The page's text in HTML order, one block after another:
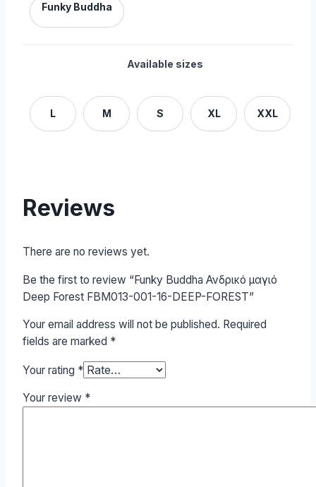
Funky Buddha
Available sizes
L M S XL XXL
Reviews
There are no reviews yet.
Be the first to review “Funky Buddha Ανδρικό μαγιό
Deep Forest FBM013-001-16-DEEP-FOREST”
Your email address will not be published. Required
fields are marked *
Your rating *
Your review *